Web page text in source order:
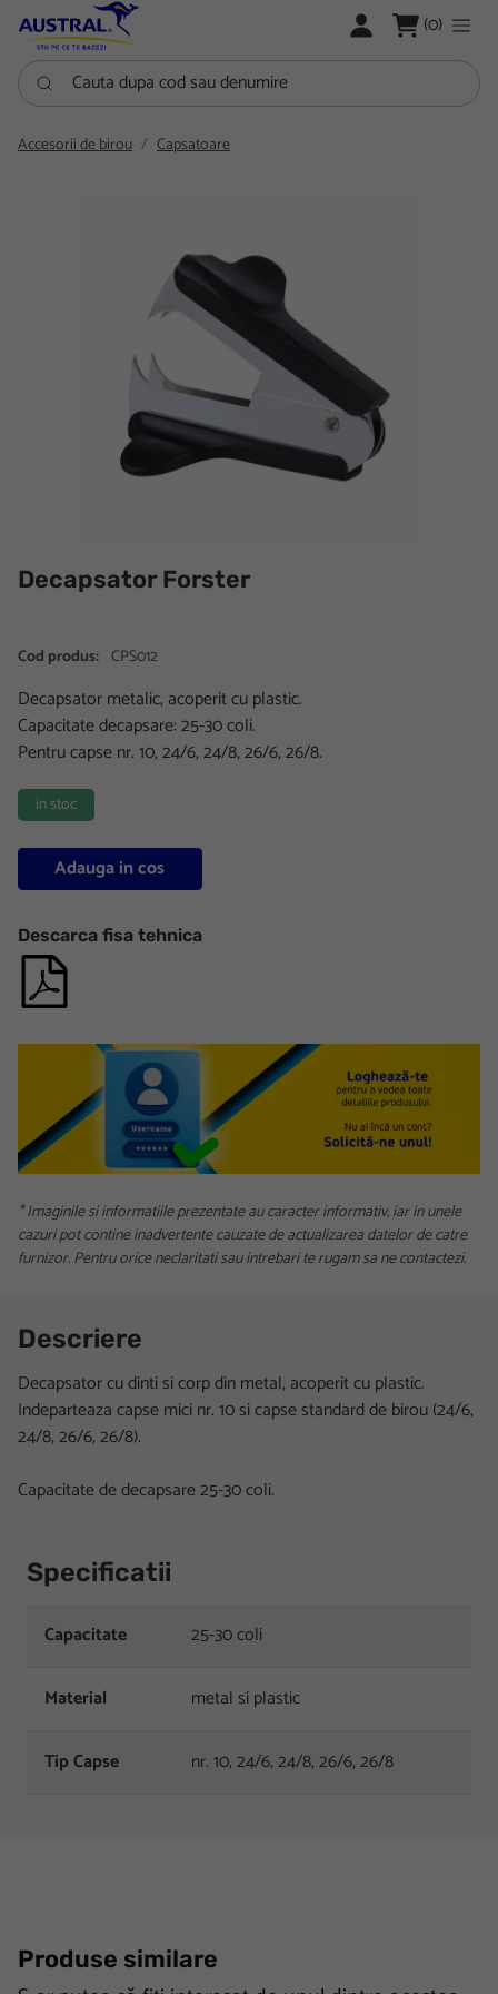
LOGARE (0)
Cauta dupa cod sau denumire
Accesorii de birou Capsatoare
Decapsator Forster
Cod produs: CPS012
Decapsator metalic, acoperit cu plastic.
Capacitate decapsare: 25-30 coli.
Pentru capse nr. 10, 24/6, 24/8, 26/6, 26/8.
in stoc
Adauga in cos
Descarca fisa tehnica
* Imaginile si informatiile prezentate au caracter informativ, iar in unele
cazuri pot contine inadvertente cauzate de actualizarea datelor de catre
furnizor. Pentru orice neclaritati sau intrebari te rugam sa ne contactezi.
Descriere
Decapsator cu dinti si corp din metal, acoperit cu plastic.
Indeparteaza capse mici nr. 10 si capse standard de birou (24/6,
24/8, 26/6, 26/8).
Capacitate de decapsare 25-30 coli.
Specificatii
Capacitate 25-30 coli
Material metal si plastic
Tip Capse nr. 10, 24/6, 24/8, 26/6, 26/8
Produse similare